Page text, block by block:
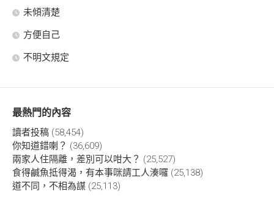
未傾清楚
方便自己
不明文規定
最熱門的內容
讀者投稿 (58,454)
你知道錯喇？ (36,609)
兩家人住隔離，差別可以咁大？ (25,527)
食得鹹魚抵得渴，有本事咪請工人湊囉 (25,138)
道不同，不相為謀 (25,113)